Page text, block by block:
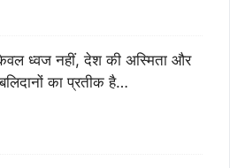
ध्वज नहीं, देश की अस्मिता और
का प्रतीक है…